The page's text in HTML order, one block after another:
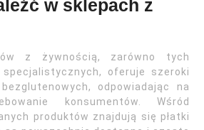
w sklepach z
z żywnością, zarówno tych
oferuje szeroki
odpowiadając na
konsumentów. Wśród
produktów znajdują się płatki